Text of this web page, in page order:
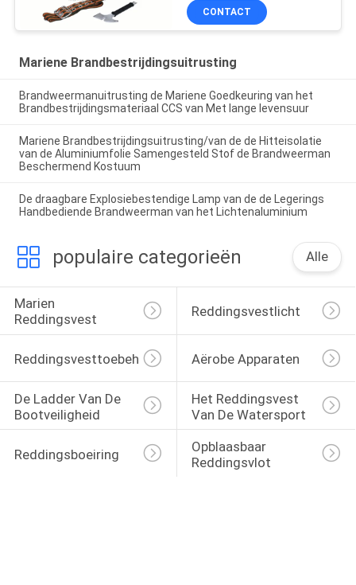
CONTACT
Mariene Brandbestrijdingsuitrusting
Brandweermanuitrusting de Mariene Goedkeuring van het
Brandbestrijdingsmateriaal CCS van Met lange levensuur
Mariene Brandbestrijdingsuitrusting/van de de Hitteisolatie
van de Aluminiumfolie Samengesteld Stof de Brandweerman
Beschermend Kostuum
De draagbare Explosiebestendige Lamp van de de Legerings
Handbediende Brandweerman van het Lichtenaluminium
populaire categorieën Alle
Marien
Reddingsvest
Reddingsvestlicht
Reddingsvesttoebehoren Aërobe Apparaten
De Ladder Van De
Bootveiligheid
Het Reddingsvest
Van De Watersport
Reddingsboeiring
Opblaasbaar
Reddingsvlot